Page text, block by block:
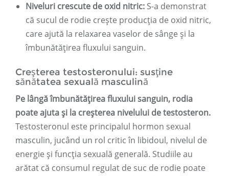
Niveluri crescute de oxid nitric: S-a demonstrat
că sucul de rodie crește producția de oxid nitric,
care ajută la relaxarea vaselor de sânge și la
îmbunătățirea fluxului sanguin.
Creșterea testosteronului: susține
sănătatea sexuală masculină
Pe lângă îmbunătățirea fluxului sanguin, rodia
poate ajuta și la creșterea nivelului de testosteron.
Testosteronul este principalul hormon sexual
masculin, jucând un rol critic în libidoul, nivelul de
energie și funcția sexuală generală. Studiile au
arătat că consumul regulat de suc de rodie poate